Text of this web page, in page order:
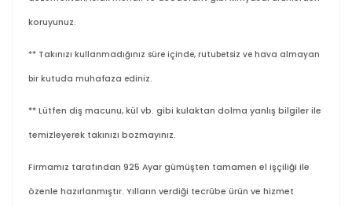
koruyunuz.
** Takınızı kullanmadığınız süre içinde, rutubetsiz ve hava almayan
bir kutuda muhafaza ediniz.
** Lütfen diş macunu, kül vb. gibi kulaktan dolma yanlış bilgiler ile
temizleyerek takınızı bozmayınız.
Firmamız tarafından 925 Ayar gümüşten tamamen el işçiliği ile
özenle hazırlanmıştır. Yılların verdiği tecrübe ürün ve hizmet